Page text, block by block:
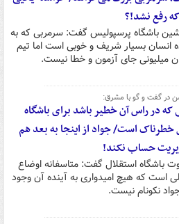
رفع نشد!؟
باشگاه پرسپولیس گفت: سرمربی که به
انسان بسیار شریف و خوبی است اما تیم
میلیونی جای آزمون و خطا نیست.
در گفت و گو با مشرق:
که در راس آن خطیر باشد برای باشگاه
خطرناک است/ جواد از اینجا به بعد هم
حساب نکند!
باشگاه استقلال گفت: متاسفانه اوضاع
است که هیچ امیدواری به آینده آن وجود
نکونام نیست.